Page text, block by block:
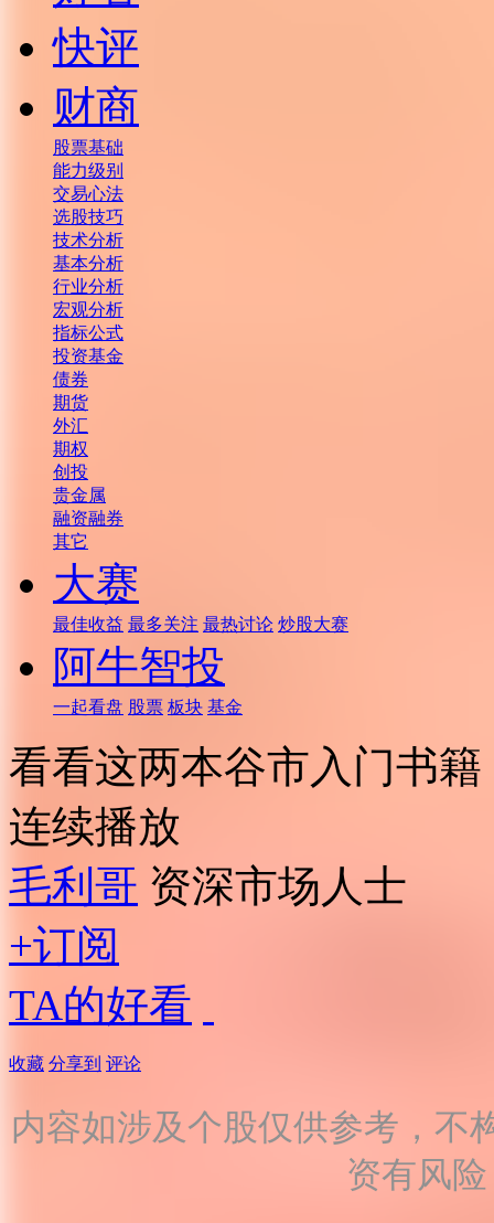
快评
财商
股票基础
能力级别
交易心法
选股技巧
技术分析
基本分析
行业分析
宏观分析
指标公式
投资基金
债券
期货
外汇
期权
创投
贵金属
融资融券
其它
大赛
最佳收益 最多关注 最热讨论 炒股大赛
阿牛智投
一起看盘 股票 板块 基金
看看这两本谷市入门书
连续播放
毛利哥 资深市场人士
+订阅
TA的好看
收藏 分享到 评论
内容如涉及个股仅供参考，不
资有风